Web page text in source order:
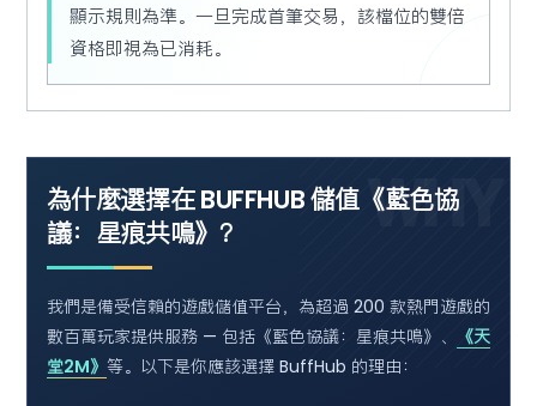
顯示規則為準。一旦完成首筆交易，該檔位的雙倍
資格即視為已消耗。
WHY
為什麼選擇在 BUFFHUB 儲值《藍色協
議：星痕共鳴》？
我們是備受信賴的遊戲儲值平台，為超過 200 款熱門遊戲的
數百萬玩家提供服務 — 包括《藍色協議：星痕共鳴》、
《天
堂2M》 等。以下是你應該選擇 BuffHub 的理由：